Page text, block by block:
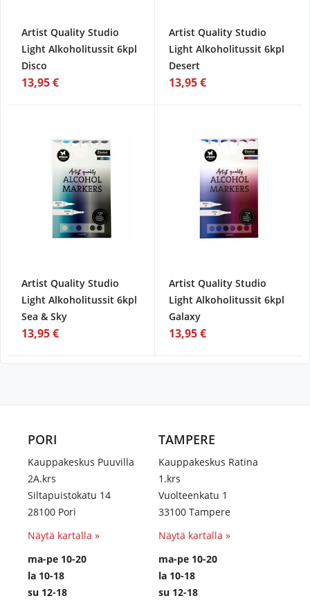
Artist Quality Studio
Light Alkoholitussit 6kpl
Disco
13,95 €
Artist Quality Studio
Light Alkoholitussit 6kpl
Desert
13,95 €
Artist Quality Studio
Light Alkoholitussit 6kpl
Sea & Sky
13,95 €
Artist Quality Studio
Light Alkoholitussit 6kpl
Galaxy
13,95 €
PORI
Kauppakeskus Puuvilla
2A.krs
Siltapuistokatu 14
28100 Pori
Näytä kartalla »
ma-pe 10-20
la 10-18
su 12-18
TAMPERE
Kauppakeskus Ratina
1.krs
Vuolteenkatu 1
33100 Tampere
Näytä kartalla »
ma-pe 10-20
la 10-18
su 12-18